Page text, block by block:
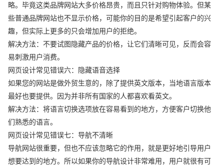
略。毕竟这类品牌网站大多价格昂贵，而且只针对购物体验。但某
些普通品牌网站也不显示价格，可能你的目的是希望引起客户的兴
趣，但实际上更多的只会增加用户的拒绝。
解决方法：不要试图隐藏产品的价格，让它们清晰可见，反而会容
易刺激用户消费。
网页设计常见错误六：隐藏语音选择
如果您的网站是做外贸生意的，除了提供英文版本，当地语言版本
最好也要提供。因为并非所有国家的人都喜欢看英文。
解决方法：将语言切换选项放在容易看到的地方，方便客户切换他
们熟悉的语言。
网页设计常见错误七：导航不清晰
导航网站很重要，但也不应该忽略它的作用，就是更好地引导用户
想要达到的地方。所以如果你的导航设计非常难用，用户就很有可